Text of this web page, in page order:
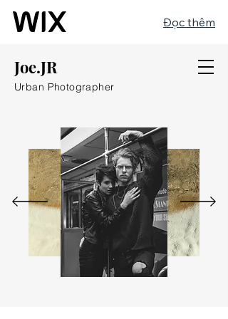
Đọc thêm